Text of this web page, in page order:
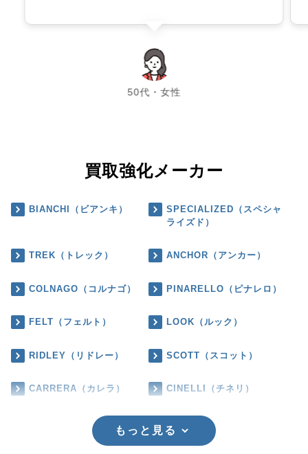
50代・女性
chevron_left chevron_right
買取強化メーカー
BIANCHI（ビアンキ）
SPECIALIZED（スペシャ
ライズド）
TREK（トレック） ANCHOR（アンカー）
COLNAGO（コルナゴ） PINARELLO（ピナレロ）
FELT（フェルト） LOOK（ルック）
RIDLEY（リドレー） SCOTT（スコット）
CARRERA（カレラ） CINELLI（チネリ）
もっと見る